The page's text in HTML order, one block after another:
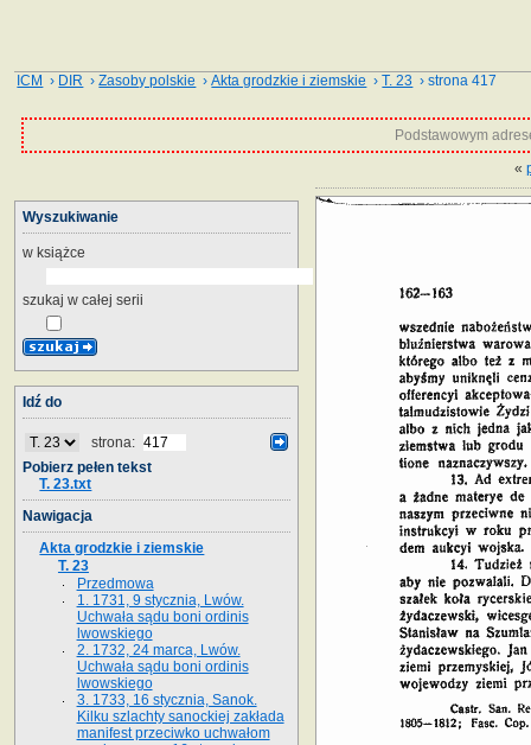
ICM › DIR ›Zasoby polskie ›Akta grodzkie i ziemskie ›T. 23 › strona 417
Podstawowym
«
Wyszukiwanie
w książce
szukaj w całej serii
Idź do
strona:
Pobierz pełen tekst
T. 23.txt
Nawigacja
Akta grodzkie i ziemskie
T. 23
Przedmowa
1. 1731, 9 stycznia, Lwów.
Uchwała sądu boni ordinis
lwowskiego
2. 1732, 24 marca, Lwów.
Uchwała sądu boni ordinis
lwowskiego
3. 1733, 16 stycznia, Sanok.
Kilku szlachty sanockiej zakłada
manifest przeciwko uchwałom